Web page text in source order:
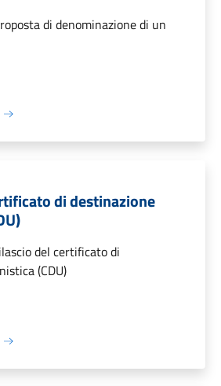
di denominazione di un
di destinazione
del certificato di
(CDU)